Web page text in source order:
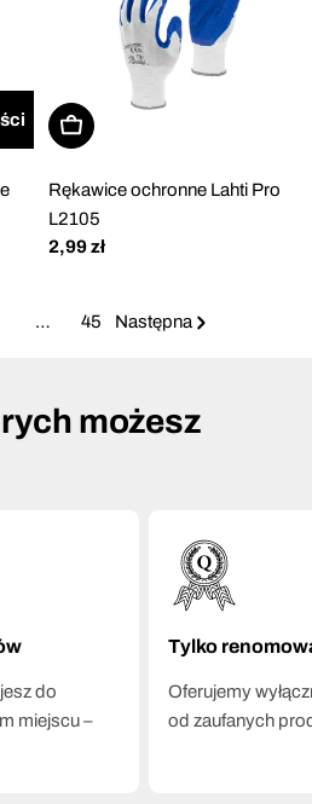
Wybierz opcje
Rękawice ochronne Lahti Pro
L2105
Cena
2,99 zł
… 45 Następna
możesz
do
miejscu –
Tylko
Oferujemy
od zaufanych